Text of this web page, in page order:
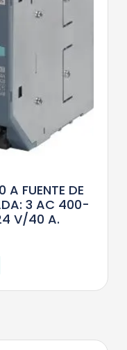
FUENTE DE
3 AC 400-
V/40 A.